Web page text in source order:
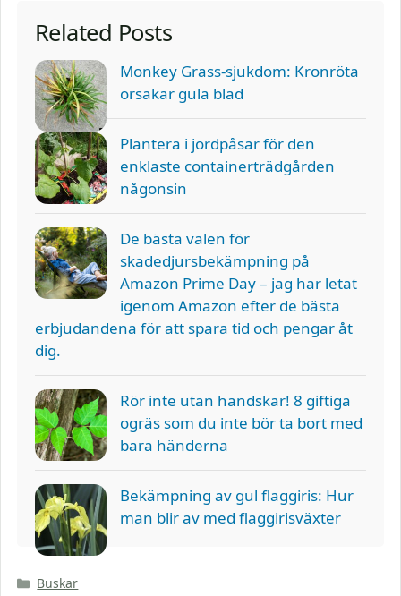
Related Posts
Monkey Grass-sjukdom: Kronröta
orsakar gula blad
Plantera i jordpåsar för den
enklaste containerträdgården
någonsin
De bästa valen för
skadedjursbekämpning på
Amazon Prime Day – jag har letat
igenom Amazon efter de bästa
erbjudandena för att spara tid och pengar åt
dig.
Rör inte utan handskar! 8 giftiga
ogräs som du inte bör ta bort med
bara händerna
Bekämpning av gul flaggiris: Hur
man blir av med flaggirisväxter
Kategorier
Buskar